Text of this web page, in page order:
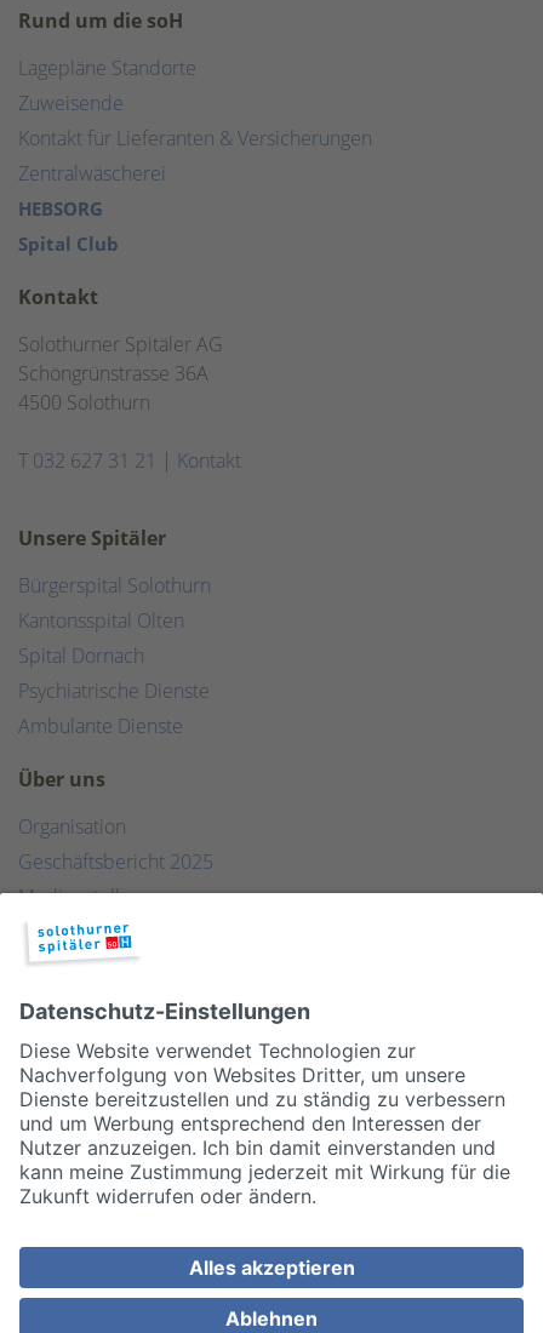
Rund um die soH
Lagepläne Standorte
Zuweisende
Kontakt für Lieferanten & Versicherungen
Zentralwäscherei
HEBSORG
Spital Club
Kontakt
Solothurner Spitäler AG
Schöngrünstrasse 36A
4500 Solothurn
T 032 627 31 21 | Kontakt
Unsere Spitäler
Bürgerspital Solothurn
Kantonsspital Olten
Spital Dornach
Psychiatrische Dienste
Ambulante Dienste
Über uns
Organisation
Geschäftsbericht 2025
Medienstelle
Qualität
Publikationen & Links
Partner
Disclaimer/Datenschutz
Allgemeine Geschäftsbedingungen